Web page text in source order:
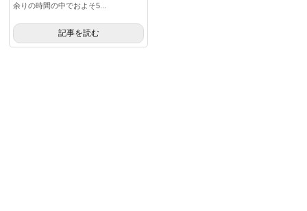
余りの時間の中でおよそ5...
記事を読む